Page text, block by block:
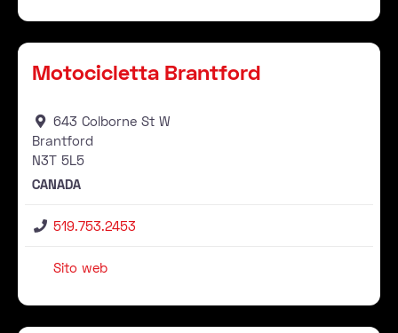
Motocicletta Brantford
643 Colborne St W
Brantford
N3T 5L5
CANADA
519.753.2453
Sito web